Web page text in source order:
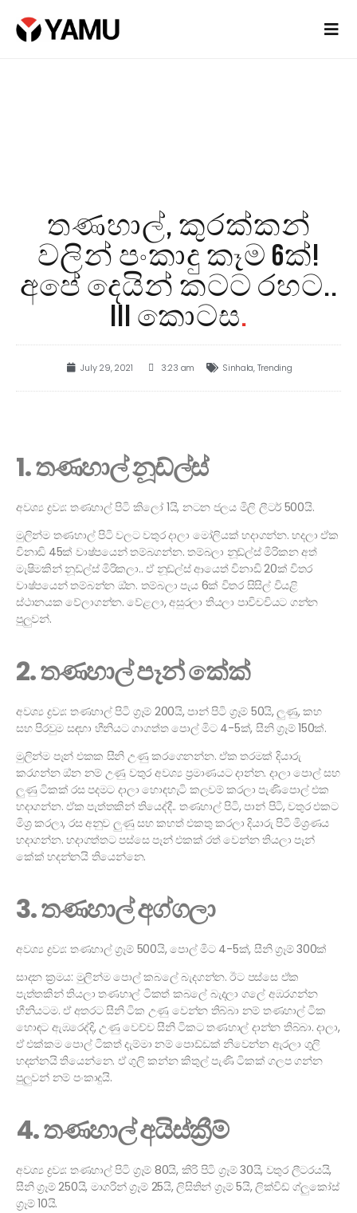
තණහාල්, කුරක්කන්
වලින් පංකාදු කෑම 6ක්!
අපේ දෙයින් කටට රහට..
III කොටස.
July 29, 2021 3:23 am Sinhala,Trending
1. තණහාල් නූඩ්ල්ස්
අවශ්‍ය ද්‍රව්‍ය: තණහාල් පිටි කිලෝ 1යි, නටන ජලය මිලි ලීටර් 500යි.
මුලින්ම තණහාල් පිටි වලට වතුර දාලා මෝලියක් හදාගන්න. හදලා ඒක
විනාඩි 45ක් වාෂ්පයෙන් තම්බගන්න. තම්බලා නූඩ්ල්ස් මිරිකන අත්
මැෂිමකින් නූඩ්ල්ස් මිරිකලා.. ඒ නූඩ්ල්ස් ආයෙත් විනාඩි 20ක් විතර
වාෂ්පයෙන් තම්බන්න ඔ්න. තම්බලා පැය 6ක් විතර සිසිල් වියළි
ස්ථානයක වේලාගන්න. වේළලා, අසුරලා තියලා පාවිචචියට ගන්න
පුලුවන්.
2. තණහාල් පෑන් කේක්
අවශ්‍ය ද්‍රව්‍ය: තණහාල් පිටි ග්‍රෑම් 200යි, පාන් පිටි ග්‍රෑම් 50යි, ලුණු, කහ
සහ පිරවුම සඳහා හීනියට ගාගත්ත පොල් මිට 4-5ක්, සීනි ග්‍රෑම් 150ක්.
මුලින්ම පෑන් එකක සීනි උණු කරගෙනන්න. ඒක තරමක් දියාරු
කරගන්න ඔ්න නම් උණු වතුර අවශ්‍ය ප්‍රමාණයට දාන්න. දාලා පොල් සහ
ලුණු ටිකක් රස පදමට දාලා හොඳහැටි කලවම් කරලා පැණිපොල් එක
හදාගන්න. ඒක පැත්තකින් තියෙද්දී.. තණහාල් පිටි, පාන් පිටි, වතුර එකට
මිශ්‍ර කරලා, රස අනුව ලුණු සහ කහත් එකතු කරලා දියාරු පිටි මිශ්‍රණය
හදාගන්න. හදාගත්තට පස්සෙ පෑන් එකක් රත් වෙන්න තියලා පෑන්
කේක් හදන්නයි තියෙන්නෙ.
3. තණහාල් අග්ගලා
අවශ්‍ය ද්‍රව්‍ය: තණහාල් ග්‍රෑම් 500යි, පොල් මිට 4-5ක්, සීනි ග්‍රෑම් 300ක්
සාදන ක්‍රමය: මුලින්ම පොල් කබලේ බැදගන්න. ඊට පස්සෙ ඒක
පැත්තකින් තියලා තණහාල් ටිකත් කබලේ බැදලා ගලේ අඹරගන්න
හීනියටම. ඒ අතරට සීනි ටික උණු වෙන්න තිබ්බා නම් තණහාල් ටික
හොඳට ඇඹරෙද්දි, උණු වෙච්ච සීනි ටිකට තණහාල් දාන්න තිබ්බා. දාලා,
ඒ එක්කම පොල් ටිකත් දැම්මා නම් පොඩ්ඩක් නිවෙන්න ඇරලා ගුලි
හදන්නයි තියෙන්නෙ. ඒ ගුලි කන්න කිතුල් පැණි ටිකක් ගලප ගන්න
පුලුවන් නම් පංකාදුයි.
4. තණහාල් අයිස්ක්‍රීම්
අවශ්‍ය ද්‍රව්‍ය: තණහාල් පිටි ග්‍රෑම් 80යි, කිරි පිටි ග්‍රෑම් 30යි, වතුර ලීටරයයි,
සීනි ග්‍රෑම් 250යි, මාගරින් ග්‍රෑම් 25යි, ලිසිතින් ග්‍රෑම් 5යි, ලික්විඩ් ග්ලුකෝස්
ග්‍රෑම් 10යි.